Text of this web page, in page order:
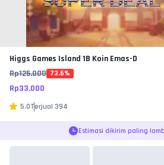
Higgs Games Island 1B Koin Emas-D
Rp125.000 73.6%
Rp33.000
5.0Terjual 394
Estimasi dikirim paling